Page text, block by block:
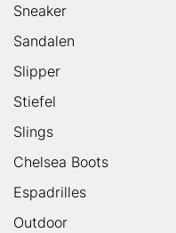
Sneaker
Sandalen
Slipper
Stiefel
Slings
Chelsea Boots
Espadrilles
Outdoor